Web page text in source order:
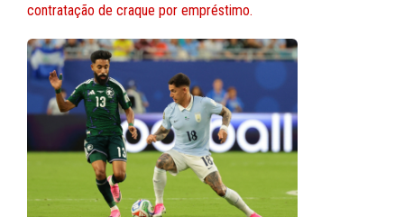
contratação de craque por empréstimo.